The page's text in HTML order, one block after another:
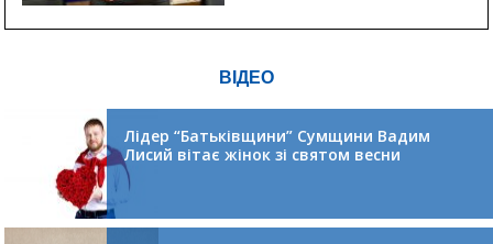
ВІДЕО
Лідер “Батьківщини” Сумщини Вадим
Лисий вітає жінок зі святом весни